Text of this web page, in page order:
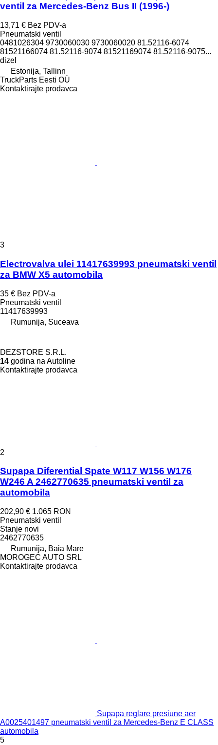
ventil za Mercedes-Benz Bus II (1996-)
13,71 € Bez PDV-a
Pneumatski ventil
0481026304 9730060030 9730060020 81.52116-6074
81521166074 81.52116-9074 81521169074 81.52116-9075...
dizel
Estonija, Tallinn
TruckParts Eesti OÜ
Kontaktirajte prodavca
3
Electrovalva ulei 11417639993 pneumatski ventil
za BMW X5 automobila
35 € Bez PDV-a
Pneumatski ventil
11417639993
Rumunija, Suceava
DEZSTORE S.R.L.
14 godina na Autoline
Kontaktirajte prodavca
2
Supapa Diferential Spate W117 W156 W176
W246 A 2462770635 pneumatski ventil za
automobila
202,90 € 1.065 RON
Pneumatski ventil
Stanje novi
2462770635
Rumunija, Baia Mare
MOROGEC AUTO SRL
Kontaktirajte prodavca
Supapa reglare presiune aer
A0025401497 pneumatski ventil za Mercedes-Benz E CLASS
automobila
5